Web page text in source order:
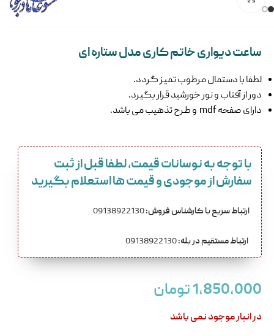
ساعت دیواری خاتم کاری مدل ستاره ای
لطفا با دستمال مرطوب تمیز گردد.
دور از آفتاب و نور خورشید قرار بگیرد.
دارای صفحه mdf و طرح تذهیب می باشد.
با توجه به نوسانات قیمت، لطفا قبل از ثبت
سفارش از موجودی و قیمت ها استعلام بگیرید
ارتباط سریع با کارشناس فروش:
ارتباط مستقیم در بله:
1,850,000تومان
در انبار موجود نمی باشد